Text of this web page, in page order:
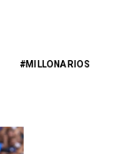
MILLONARIOS